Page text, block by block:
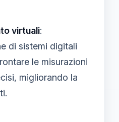
virtuali:
di sistemi digitali
le misurazioni
migliorando la